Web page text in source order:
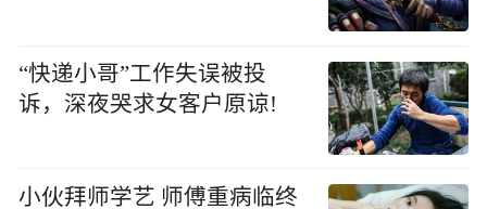
“快递小哥”工作失误被投
诉，深夜哭求女客户原谅!
小伙拜师学艺 师傅重病临终